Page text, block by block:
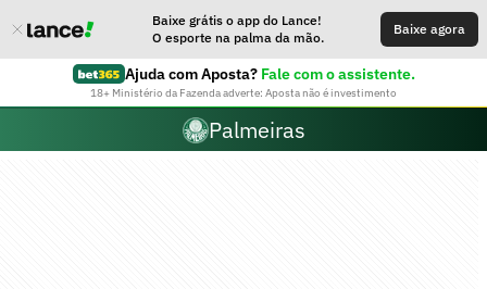
Baixe grátis o app do Lance!
O esporte na palma da mão.
Baixe agora
Ajuda com Aposta? Fale com o assistente.
18+ Ministério da Fazenda adverte: Aposta não é investimento
Palmeiras